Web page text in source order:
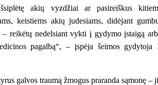
akių vyzdžiai ar pasireiškus
keistiems akių judesiams, didėjant
– reikėtų nedelsiant vykti į gydymo įstaigą
pagalbą“, – įspėja šeimos gydytoja
galvos traumą žmogus praranda sąmonę –